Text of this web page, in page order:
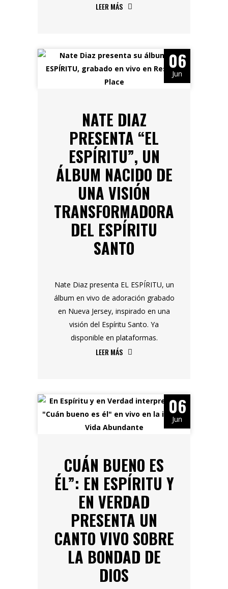
LEER MÁS
06
Jun
NATE DIAZ
PRESENTA “EL
ESPÍRITU”, UN
ÁLBUM NACIDO DE
UNA VISIÓN
TRANSFORMADORA
DEL ESPÍRITU
SANTO
Nate Diaz presenta EL ESPÍRITU, un
álbum en vivo de adoración grabado
en Nueva Jersey, inspirado en una
visión del Espíritu Santo. Ya
disponible en plataformas.
LEER MÁS
06
Jun
CUÁN BUENO ES
ÉL”: EN ESPÍRITU Y
EN VERDAD
PRESENTA UN
CANTO VIVO SOBRE
LA BONDAD DE
DIOS